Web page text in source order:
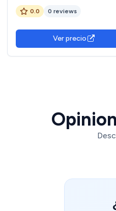
vidrio templado, marco de
de aluminio y tira de luz amarilla
para sala de estar
0.0 0 reviews
Ver precio